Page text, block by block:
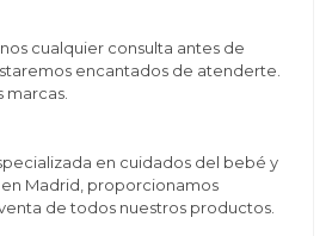
cualquier consulta antes de
encantados de atenderte.
marcas.
en cuidados del bebé y
Madrid, proporcionamos
de todos nuestros productos.